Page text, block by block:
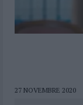
27 NOVEMBRE 2020